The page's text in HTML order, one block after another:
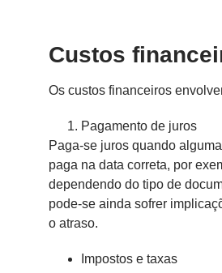
Custos
Os custos financeiros
Pagamento de juros
Paga-se juros quando
paga na data correta, por
dependendo do tipo de
pode-se ainda sofrer
o atraso.
Impostos e taxas